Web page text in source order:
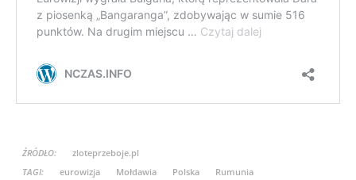
ŹRÓDŁO:
zloteprzeboje.pl
TAGI:
eurowizja Mołdawia Polska Rumunia